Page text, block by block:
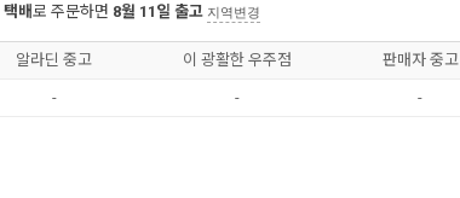
택배로 주문하면 8월 11일 출고 지역변경
알라딘 중고 이 광활한 우주점 판매자 중고
- - -